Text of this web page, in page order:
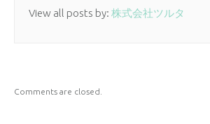
View all posts by: 株式会社ツルタ
Comments are closed.